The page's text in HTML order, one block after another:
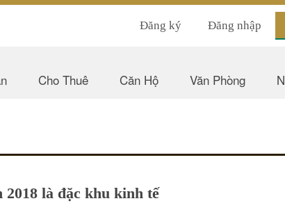
Đăng ký Đăng nhập
Cho Thuê Căn Hộ Văn Phòng
là đặc khu kinh tế